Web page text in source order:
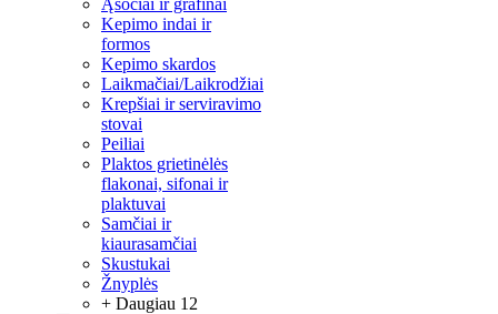
Ąsočiai ir grafinai
Kepimo indai ir
formos
Kepimo skardos
Laikmačiai/Laikrodžiai
Krepšiai ir serviravimo
stovai
Peiliai
Plaktos grietinėlės
flakonai, sifonai ir
plaktuvai
Samčiai ir
kiaurasamčiai
Skustukai
Žnyplės
+ Daugiau 12